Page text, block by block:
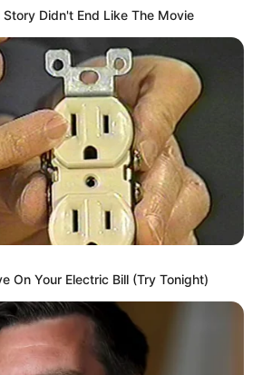
Didn't End Like The Movie
On Your Electric Bill (Try Tonight)